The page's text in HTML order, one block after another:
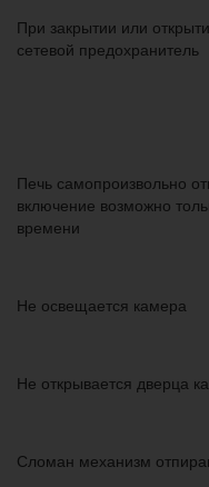
При закрытии или
сетевой предохранитель
Печь самопроизвольно
включение возможно
времени
Не освещается камера
Не открывается дверца
Сломан механизм